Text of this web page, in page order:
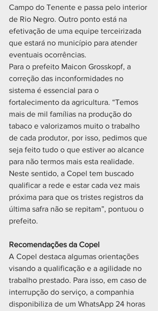
Campo do Tenente e passa pelo interior
de Rio Negro. Outro ponto está na
efetivação de uma equipe terceirizada
que estará no município para atender
eventuais ocorrências.
Para o prefeito Maicon Grosskopf, a
correção das inconformidades no
sistema é essencial para o
fortalecimento da agricultura. “Temos
mais de mil famílias na produção do
tabaco e valorizamos muito o trabalho
de cada produtor, por isso, pedimos que
seja feito tudo o que estiver ao alcance
para não termos mais esta realidade.
Neste sentido, a Copel tem buscado
qualificar a rede e estar cada vez mais
próxima para que os tristes registros da
última safra não se repitam”, pontuou o
prefeito.
Recomendações da Copel
A Copel destaca algumas orientações
visando a qualificação e a agilidade no
trabalho prestado. Para isso, em caso de
interrupção do serviço, a companhia
disponibiliza de um WhatsApp 24 horas